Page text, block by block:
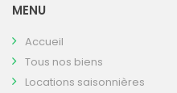
MENU
Accueil
Tous nos biens
Locations saisonnières